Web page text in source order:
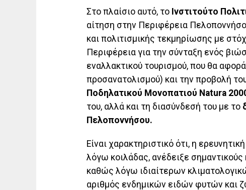
Στο πλαίσιο αυτό, το Ινστιτούτο
αίτηση στην Περιφέρεια
και πολιτισμικής τεκμηρίωσης με
Περιφέρεια για την σύνταξη ενός
εναλλακτικού τουρισμού, που θα
προσανατολισμού) και την προβολή
Ποδηλατικού Μονοπατιού Natura
του, αλλά και τη διασύνδεσή του με το
Πελοποννήσου.
Είναι χαρακτηριστικό ότι, η
λόγω κοιλάδας, ανέδειξε
καθώς λόγω ιδιαίτερων
αριθμός ενδημικών ειδών φυτών και